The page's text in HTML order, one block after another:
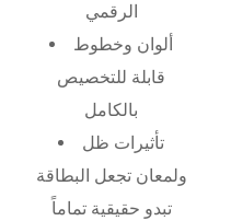
الرقمي
ألوان وخطوط
قابلة للتخصيص
بالكامل
تأثيرات ظل
ولمعان تجعل البطاقة
تبدو حقيقية تماماً